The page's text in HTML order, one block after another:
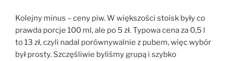
Kolejny minus – ceny piw. W większości stoisk były co
prawda porcje 100 ml, ale po 5 zł. Typowa cena za 0,5 l
to 13 zł, czyli nadal porównywalnie z pubem, więc wybór
był prosty. Szczęśliwie byliśmy grupą i szybko